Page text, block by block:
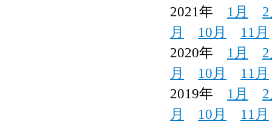
2021年 1月
月
10月
11月
2020年 1月
月
10月
11月
2019年 1月
月
10月
11月